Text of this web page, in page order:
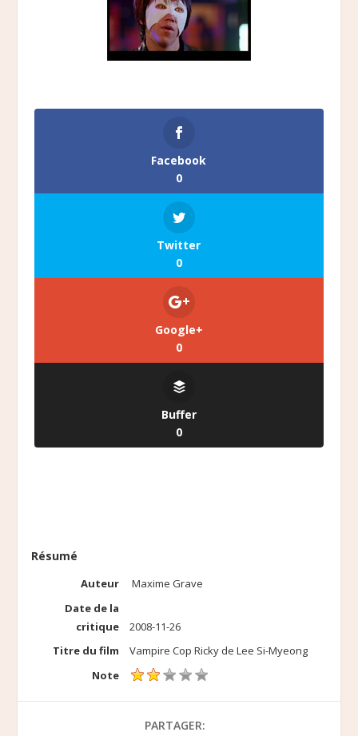
Facebook
0
Twitter
0
Google+
0
Buffer
0
Résumé
Auteur
Maxime Grave
Date de la
critique
2008-11-26
Titre du film
Vampire Cop Ricky de Lee Si-Myeong
Note
PARTAGER: